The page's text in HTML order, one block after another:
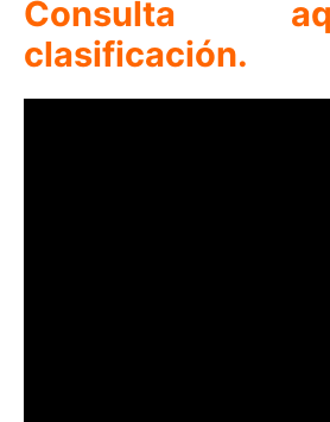
Consulta
clasificación.